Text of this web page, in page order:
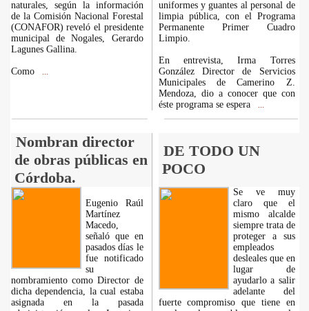
naturales, según la información
de la Comisión Nacional Forestal
(CONAFOR) reveló el presidente
municipal de Nogales, Gerardo
Lagunes Gallina.
Como
uniformes y guantes al personal de
limpia pública, con el Programa
Permanente Primer Cuadro
Limpio.
En entrevista, Irma Torres
González Director de Servicios
Municipales de Camerino Z.
Mendoza, dio a conocer que con
éste programa se espera
Nombran director
de obras públicas en
Córdoba.
DE TODO UN
POCO
Eugenio Raúl
Martínez
Macedo,
señaló que en
pasados días le
fue notificado
su
nombramiento como Director de
dicha dependencia, la cual estaba
asignada en la pasada
Se ve muy
claro que el
mismo alcalde
siempre trata de
proteger a sus
empleados
desleales que en
lugar de
ayudarlo a salir
adelante del
fuerte compromiso que tiene en